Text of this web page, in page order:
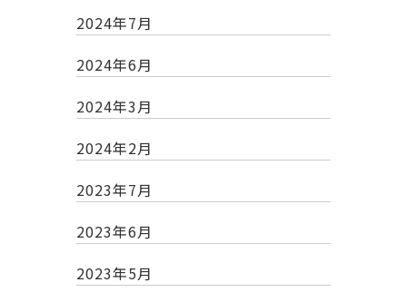
2024年7月
2024年6月
2024年3月
2024年2月
2023年7月
2023年6月
2023年5月